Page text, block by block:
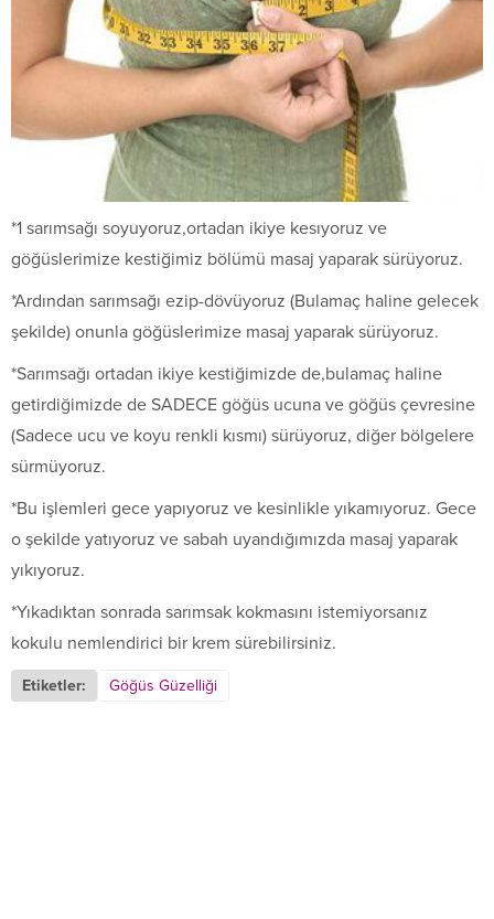
*1 sarımsağı soyuyoruz,ortadan ikiye kesıyoruz ve
göğüslerimize kestiğimiz bölümü masaj yaparak sürüyoruz.
*Ardından sarımsağı ezip-dövüyoruz (Bulamaç haline gelecek
şekilde) onunla göğüslerimize masaj yaparak sürüyoruz.
*Sarımsağı ortadan ikiye kestiğimizde de,bulamaç haline
getirdiğimizde de SADECE göğüs ucuna ve göğüs çevresine
(Sadece ucu ve koyu renkli kısmı) sürüyoruz, diğer bölgelere
sürmüyoruz.
*Bu işlemleri gece yapıyoruz ve kesinlikle yıkamıyoruz. Gece
o şekilde yatıyoruz ve sabah uyandığımızda masaj yaparak
yıkıyoruz.
*Yıkadıktan sonrada sarımsak kokmasını istemiyorsanız
kokulu nemlendirici bir krem sürebilirsiniz.
Etiketler: Göğüs Güzelliği